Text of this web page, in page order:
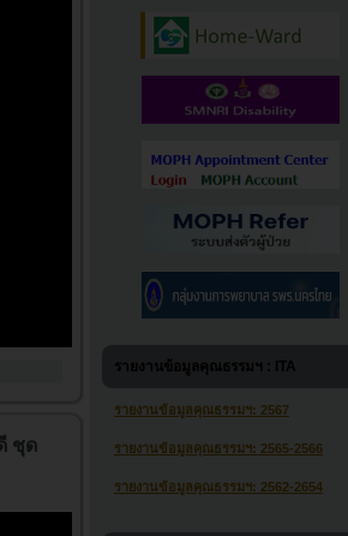
ชุด
รายงานข้อมูลคุณธรรมฯ : ITA
รายงานข้อมูลคุณธรรมฯ: 2567
รายงานข้อมูลคุณธรรมฯ: 2565-2566
รายงานข้อมูลคุณธรรมฯ: 2562-2654